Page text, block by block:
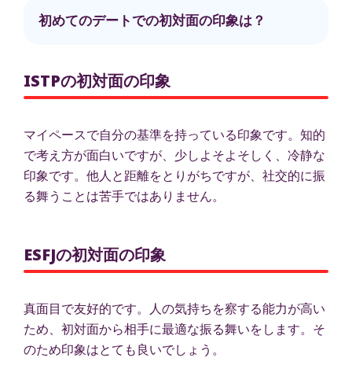
初めてのデートでの初対面の印象は？
ISTPの初対面の印象
マイペースで自分の基準を持っている印象です。知的
で考え方が面白いですが、少しよそよそしく、冷静な
印象です。他人と距離をとりがちですが、社交的に振
る舞うことは苦手ではありません。
ESFJの初対面の印象
真面目で友好的です。人の気持ちを察する能力が高い
ため、初対面から相手に最適な振る舞いをします。そ
のため印象はとても良いでしょう。